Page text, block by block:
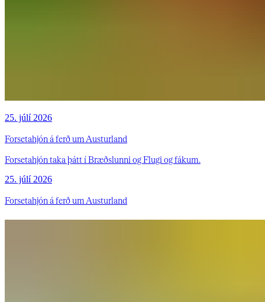
25. júlí 2026
Forsetahjón á ferð um Austurland
Forsetahjón taka þátt í Bræðslunni og Flugi og fákum.
25. júlí 2026
Forsetahjón á ferð um Austurland